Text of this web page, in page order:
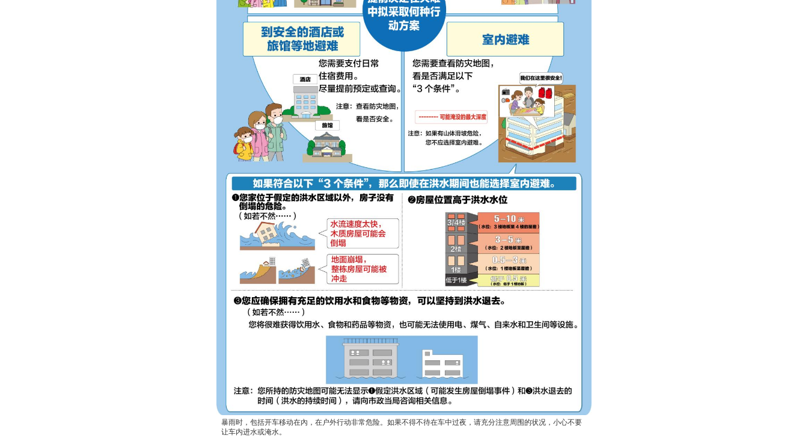
暴雨时，包括开车移动在內，在户外行动非常危险。如果不得不待在车中过夜，请充分注意周围的状况，小心不要
让车内进水或淹水。